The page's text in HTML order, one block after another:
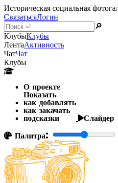
Историческая социальная
СвязатьсяЛогин
🔎
КлубыКлубы
ЛентаАктивность
ЧатЧат
Клубы
О проекте
Показать
как добавлять
как закачать
подсказки
Слайдер
Палитра: